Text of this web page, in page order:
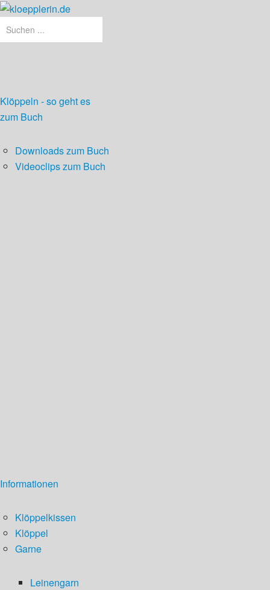
Klöppeln - so geht es
zum Buch
Downloads zum Buch
Videoclips zum Buch
Informationen
Klöppelkissen
Klöppel
Garne
Leinengarn